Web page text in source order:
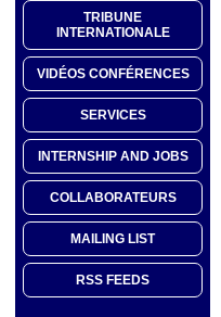
TRIBUNE
INTERNATIONALE
VIDÉOS CONFÉRENCES
SERVICES
INTERNSHIP AND JOBS
COLLABORATEURS
MAILING LIST
RSS FEEDS